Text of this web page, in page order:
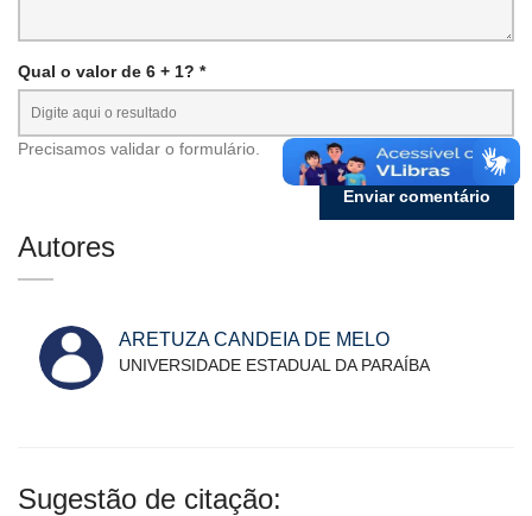
Qual o valor de 6 + 1? *
Precisamos validar o formulário.
Autores
ARETUZA CANDEIA DE MELO
UNIVERSIDADE ESTADUAL DA PARAÍBA
Sugestão de citação: